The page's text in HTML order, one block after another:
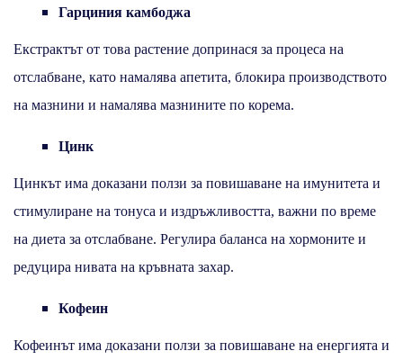
Гарциния камбоджа
Екстрактът от това растение допринася за процеса на
отслабване, като намалява апетита, блокира производството
на мазнини и намалява мазнините по корема.
Цинк
Цинкът има доказани ползи за повишаване на имунитета и
стимулиране на тонуса и издръжливостта, важни по време
на диета за отслабване. Регулира баланса на хормоните и
редуцира нивата на кръвната захар.
Кофеин
Кофеинът има доказани ползи за повишаване на енергията и